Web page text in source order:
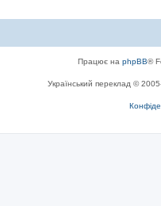
Працює на phpBB®
Український переклад ©